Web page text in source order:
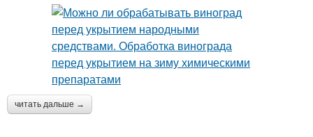
читать дальше →